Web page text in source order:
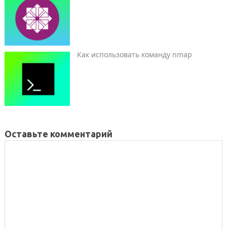
Как использовать команду nmap
Оставьте комментарий